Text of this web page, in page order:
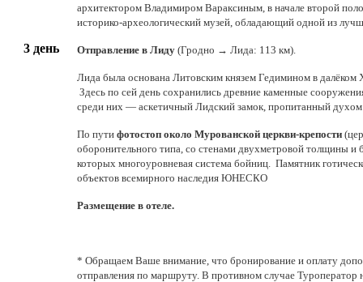
3 день
архитектором Владимиром Вараксиным, в начале второй
историко-археологический музей, обладающий одной из
Отправление в Лиду (Гродно → Лида: 113 км).
Лида была основана Литовским князем Гедимином в
Здесь по сей день сохранились древние каменные
среди них — аскетичный Лидский замок, пропитанный
По пути фотостоп около Мурованской церкви-крепости
оборонительного типа, со стенами двухметровой толщины
которых многоуровневая система бойниц. Памятник
объектов всемирного наследия ЮНЕСКО
Размещение в отеле.
* Обращаем Ваше внимание, что бронирование и оплату
отправления по маршруту. В противном случае Туроператор